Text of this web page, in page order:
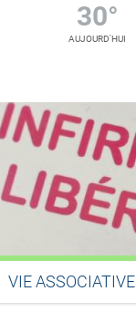
30°
AUJOURD'HUI
VIE ASSOCIATIVE